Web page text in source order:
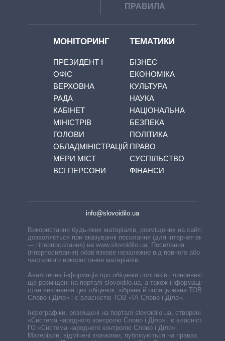
ПРАВИЛА
МОНІТОРИНГ
ПРЕЗИДЕНТ І
ОФІС
ВЕРХОВНА
РАДА
КАБІНЕТ
МІНІСТРІВ
ГОЛОВИ
ОБЛАДМІНІСТРАЦІЙ
МЕРИ МІСТ
ВСІ ПЕРСОНИ
ТЕМАТИКИ
БІЗНЕС
ЕКОНОМІКА
КУЛЬТУРА
НАУКА
НАЦІОНАЛЬНА
БЕЗПЕКА
ПОЛІТИКА
ПРАВО
СУСПІЛЬСТВО
ФІНАНСИ
info@slovoidilo.ua
Використання будь-яких матеріалів, розміщених на сайті,
дозволяється при вказуванні посилання (для інтернет-видань
— гіперпосилання) на www.slovoidilo.ua. Посилання
(гіперпосилання) обов’язкове незалежно від повного або
часткового використання матеріалів.
Аналітична інформація про обіцянки політиків і чиновників,
що розміщені на порталі slovoidilo.ua, а також інформація про
стан виконання цих обіцянок, зібрана й опрацьована ТОВ «ІА
Слово і Діло» і є власністю ТОВ «ІА Слово і Діло».
Інфографіки, розміщені на порталі slovoidilo.ua, створені ГО
«Система народного контролю Слово і Діло» і є власністю
ГО «Система народного контролю Слово і Діло».
Матеріали, відмічені значками, публікуються на правах